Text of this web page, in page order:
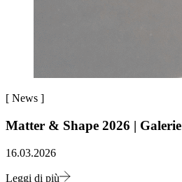
[ News ]
Matter & Shape 2026 | Galerie
16.03.2026
Leggi di più